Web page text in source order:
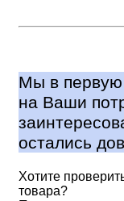
Мы в первую
на Ваши
остались
Хотите
товара?